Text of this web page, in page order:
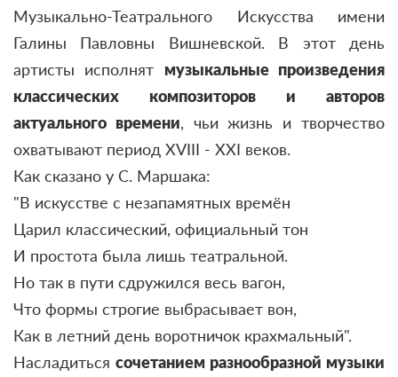
Музыкально-Театрального Искусства имени
Галины Павловны Вишневской. В этот день
артисты исполнят музыкальные произведения
классических композиторов и авторов
актуального времени, чьи жизнь и творчество
охватывают период XVIII - XXI веков.
Как сказано у С. Маршака:
"В искусстве с незапамятных времён
Царил классический, официальный тон
И простота была лишь театральной.
Но так в пути сдружился весь вагон,
Что формы строгие выбрасывает вон,
Как в летний день воротничок крахмальный".
Насладиться сочетанием разнообразной музыки